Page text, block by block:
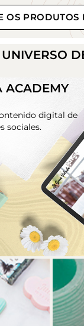
OS PRODUTOS
ACADEMY
digital de
sociales.